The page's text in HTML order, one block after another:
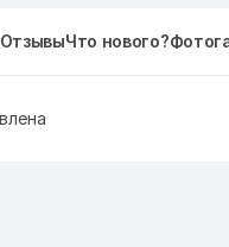
ОтзывыЧто нового?